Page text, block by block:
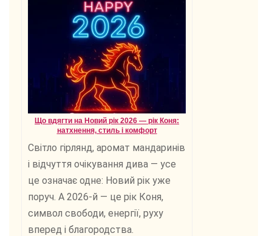
Що вдягти на Новий рік 2026 — рік Коня:
натхнення, стиль і комфорт
Світло гірлянд, аромат мандаринів
і відчуття очікування дива — усе
це означає одне: Новий рік уже
поруч. А 2026-й — це рік Коня,
символ свободи, енергії, руху
вперед і благородства.